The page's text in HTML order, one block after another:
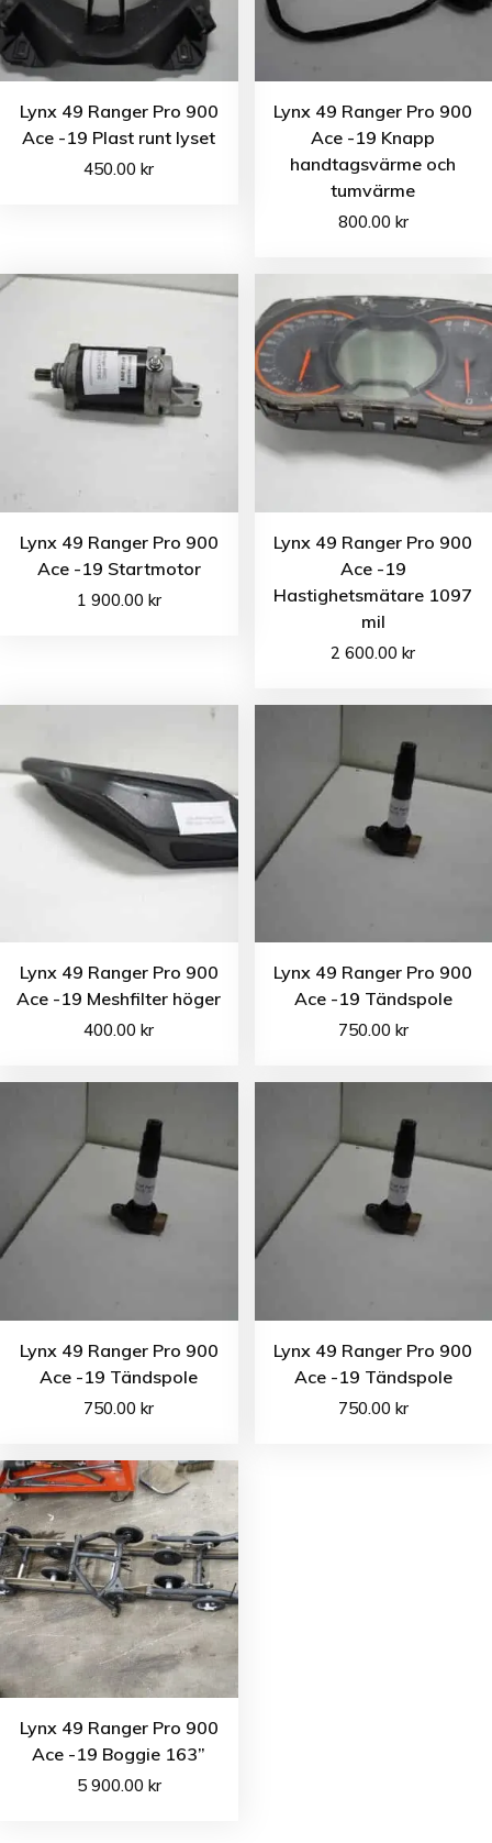
Lynx 49 Ranger Pro 900
Ace -19 Plast runt lyset
450.00kr
Lynx 49 Ranger Pro 900
Ace -19 Knapp
handtagsvärme och
tumvärme
800.00 kr
Lynx 49 Ranger Pro 900
Ace -19 Startmotor
1 900.00 kr
Lynx 49 Ranger Pro 900
Ace -19
Hastighetsmätare 1097
mil
2 600.00kr
Lynx 49 Ranger Pro 900
Ace -19 Meshfilter höger
400.00kr
Lynx 49 Ranger Pro 900
Ace -19 Tändspole
750.00 kr
Lynx 49 Ranger Pro 900
Ace -19 Tändspole
750.00kr
Lynx 49 Ranger Pro 900
Ace -19 Tändspole
750.00 kr
Lynx 49 Ranger Pro 900
Ace -19 Boggie 163”
5 900.00 kr